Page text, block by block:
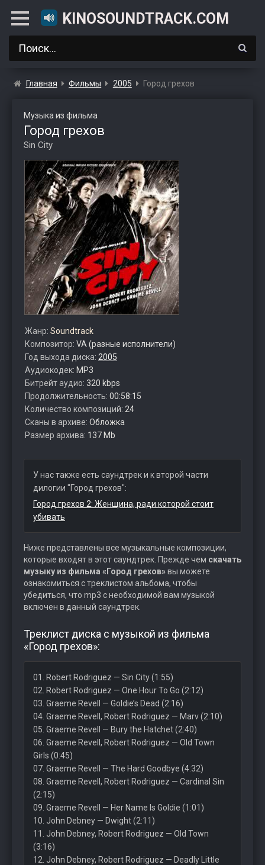
KINOSOUNDTRACK.COM
Главная Фильмы 2005 Город грехов
Музыка из фильма
Город грехов
Sin City
Жанр: Soundtrack
Композитор: VA (разные исполнители)
Год выхода диска: 2005
Аудиокодек: MP3
Битрейт аудио: 320 kbps
Продолжительность: 00:58:15
Количество композиций: 24
Сканы в архиве: Обложка
Размер архива: 137 Mb
У нас также есть саундтрек и к второй части
дилогии "Город грехов":
Город грехов 2: Женщина, ради которой стоит
убивать
Ниже представлены все музыкальные композиции,
которые входят в этот саундтрек. Прежде чем скачать
музыку из фильма «Город грехов»вы можете
ознакомиться с треклистом альбома, чтобы
убедиться, что mp3 с необходимой вам музыкой
включен в данный саундтрек.
Треклист диска с музыкой из фильма
«Город грехов»:
01. Robert Rodriguez — Sin City (1:55)
02. Robert Rodriguez — One Hour To Go (2:12)
03. Graeme Revell — Goldie’s Dead (2:16)
04. Graeme Revell, Robert Rodriguez — Marv (2:10)
05. Graeme Revell — Bury the Hatchet (2:40)
06. Graeme Revell, Robert Rodriguez — Old Town
Girls (0:45)
07. Graeme Revell — The Hard Goodbye (4:32)
08. Graeme Revell, Robert Rodriguez — Cardinal Sin
(2:15)
09. Graeme Revell — Her Name Is Goldie (1:01)
10. John Debney — Dwight (2:11)
11. John Debney, Robert Rodriguez — Old Town
(3:16)
12. John Debney, Robert Rodriguez — Deadly Little